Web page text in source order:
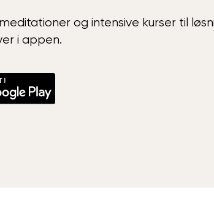
og intensive kurser til
i appen.